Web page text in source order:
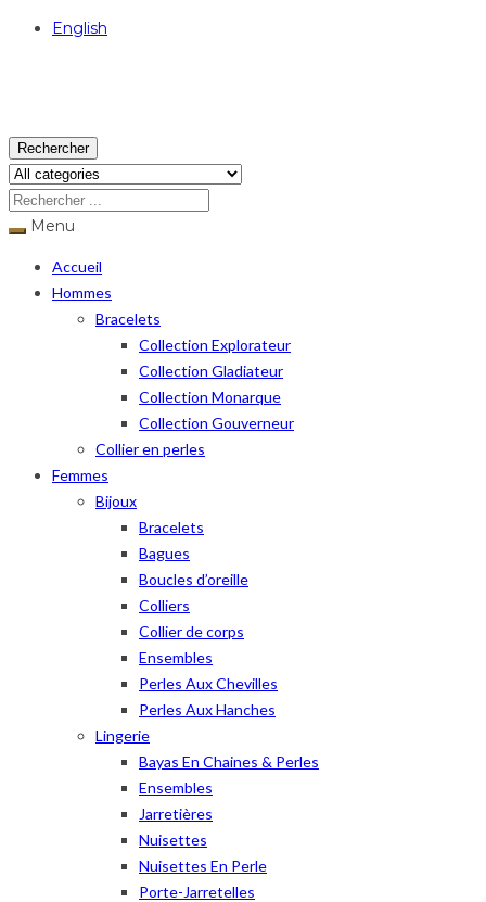
English
Rechercher
Menu
Accueil
Hommes
Bracelets
Collection Explorateur
Collection Gladiateur
Collection Monarque
Collection Gouverneur
Collier en perles
Femmes
Bijoux
Bracelets
Bagues
Boucles d’oreille
Colliers
Collier de corps
Ensembles
Perles Aux Chevilles
Perles Aux Hanches
Lingerie
Bayas En Chaines & Perles
Ensembles
Jarretières
Nuisettes
Nuisettes En Perle
Porte-Jarretelles